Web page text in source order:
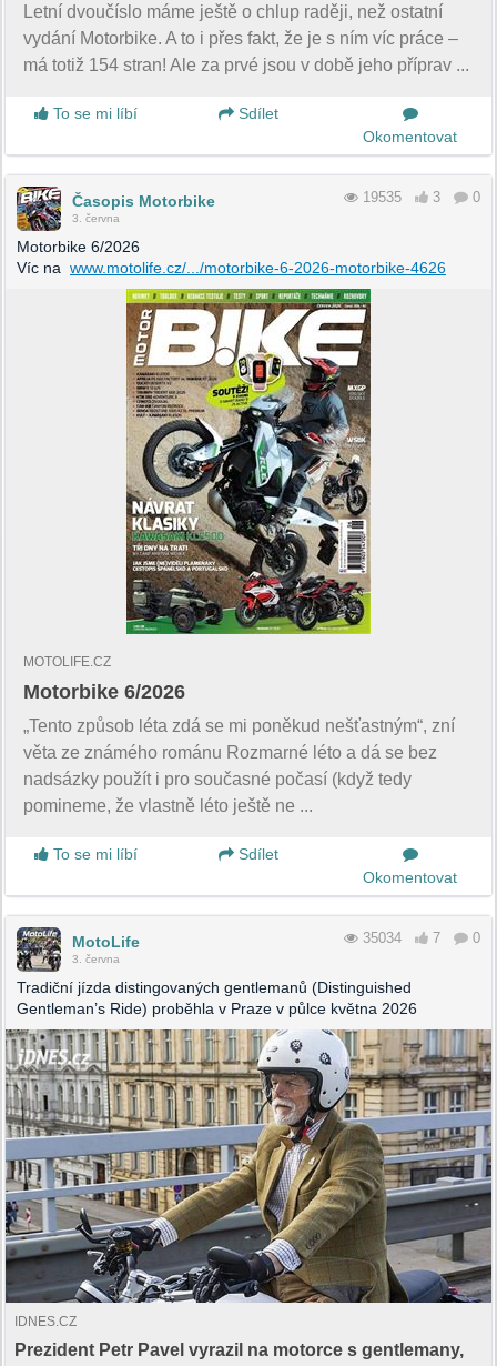
Letní dvoučíslo máme ještě o chlup raději, než ostatní
vydání Motorbike. A to i přes fakt, že je s ním víc práce –
má totiž 154 stran! Ale za prvé jsou v době jeho příprav ...
To se mi líbí
Sdílet
Okomentovat
Časopis Motorbike
3. června
19535 3 0
Motorbike 6/2026
Víc na www.motolife.cz/.../motorbike-6-2026-motorbike-4626
MOTOLIFE.CZ
Motorbike 6/2026
„Tento způsob léta zdá se mi poněkud nešťastným“, zní
věta ze známého románu Rozmarné léto a dá se bez
nadsázky použít i pro současné počasí (když tedy
pomineme, že vlastně léto ještě ne ...
To se mi líbí
Sdílet
Okomentovat
MotoLife
3. června
35034 7 0
Tradiční jízda distingovaných gentlemanů (Distinguished
Gentleman’s Ride) proběhla v Praze v půlce května 2026
IDNES.CZ
Prezident Petr Pavel vyrazil na motorce s gentlemany,